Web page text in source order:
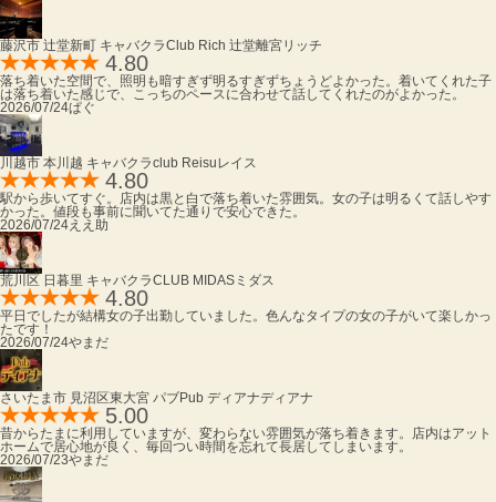
藤沢市 辻堂新町 キャバクラClub Rich 辻堂離宮 リッチ
4.80
落ち着いた空間で、照明も暗すぎず明るすぎずちょうどよかった。着いてくれた子
は落ち着いた感じで、こっちのペースに合わせて話してくれたのがよかった。
2026/07/24ぱぐ
川越市 本川越 キャバクラclub Reisuレイス
4.80
駅から歩いてすぐ。店内は黒と白で落ち着いた雰囲気。女の子は明るくて話しやす
かった。値段も事前に聞いてた通りで安心できた。
2026/07/24ええ助
荒川区 日暮里 キャバクラCLUB MIDAS ミダス
4.80
平日でしたが結構女の子出勤していました。色んなタイプの女の子がいて楽しかっ
たです！
2026/07/24やまだ
さいたま市 見沼区東大宮 パブPub ディアナディアナ
5.00
昔からたまに利用していますが、変わらない雰囲気が落ち着きます。店内はアット
ホームで居心地が良く、毎回つい時間を忘れて長居してしまいます。
2026/07/23やまだ